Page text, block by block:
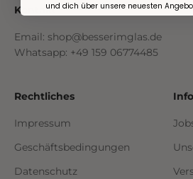
Kontakt
Email: shop@besserimglas.de
Whatsapp: +49 159 06774485
Rechtliches
Impressum
Geschäftsbedingungen
Datenschutz
und dich über unsere neuesten